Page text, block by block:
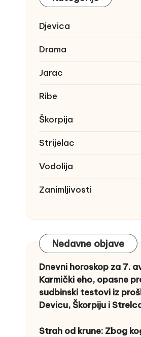
Djevica
Drama
Jarac
Ribe
Škorpija
Strijelac
Vodolija
Zanimljivosti
Nedavne objave
Dnevni horoskop za 7.
Karmički eho, opasne
sudbinski testovi iz
Devicu, Škorpiju i
Strah od krune: Zbog